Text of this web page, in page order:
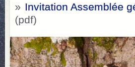
» Invitation Assemblée
(pdf)